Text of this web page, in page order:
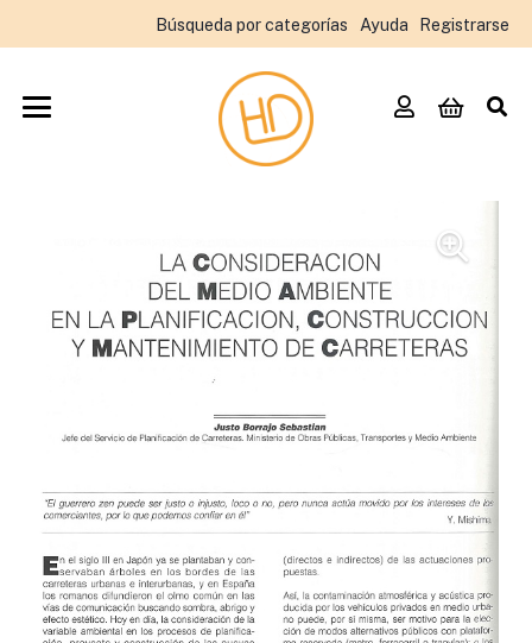
Búsqueda por categorías Ayuda Registrarse